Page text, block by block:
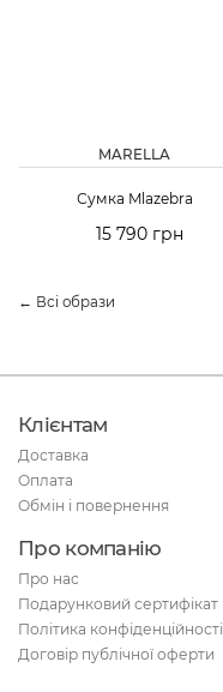
MARELLA
Сумка Mlazebra
15 790 грн
← Всі образи
Клієнтам
Доставка
Оплата
Обмін і повернення
Про компанію
Про нас
Подарунковий сертифікат
Політика конфіденційності
Договір публічної оферти